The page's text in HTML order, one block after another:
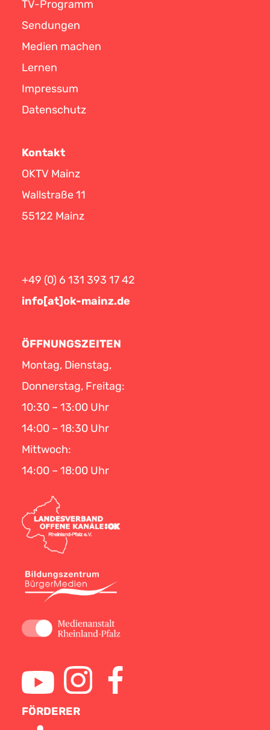
TV-Programm
Sendungen
Medien machen
Lernen
Impressum
Datenschutz
Kontakt
OKTV Mainz
Wallstraße 11
55122 Mainz
+49 (0) 6 131 393 17 42
info[at]ok-mainz.de
ÖFFNUNGSZEITEN
Montag, Dienstag,
Donnerstag, Freitag:
10:30 – 13:00 Uhr
14:00 – 18:30 Uhr
Mittwoch:
14:00 – 18:00 Uhr
FÖRDERER